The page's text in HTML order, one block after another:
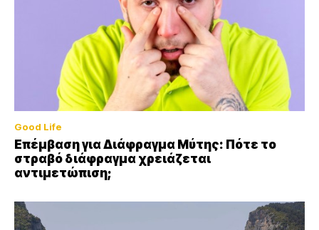
Good Life
Επέμβαση για Διάφραγμα Μύτης: Πότε το
στραβό διάφραγμα χρειάζεται
αντιμετώπιση;